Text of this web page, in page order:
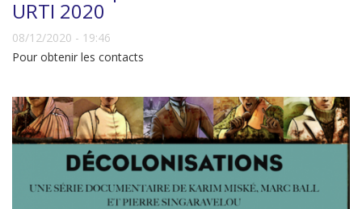
URTI 2020
08/12/2020 - 19:46
Pour obtenir les contacts